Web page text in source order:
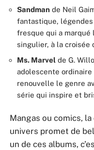
Sandman de Neil
fantastique,
fresque qui a marqué
singulier, à la croisée
Ms. Marvel de G.
adolescente
renouvelle le genre
série qui inspire et
Mangas ou comics,
univers promet de
un de ces albums,